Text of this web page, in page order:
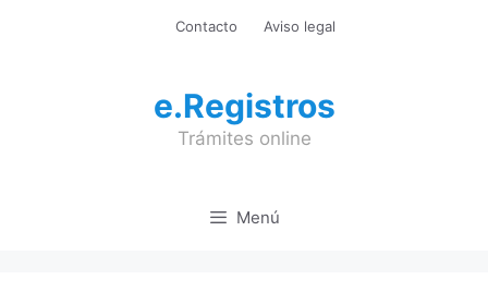
Contacto Aviso legal
e.Registros
Trámites online
Menú